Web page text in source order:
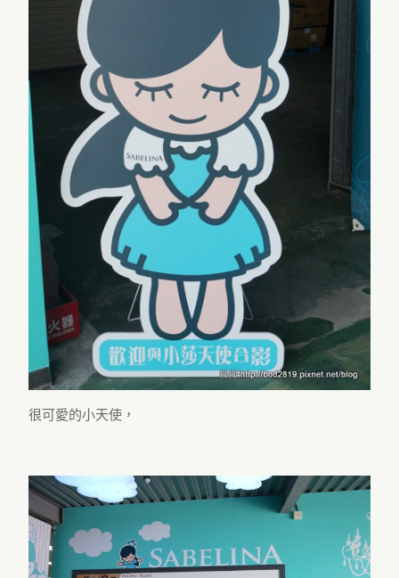
很可愛的小天使，